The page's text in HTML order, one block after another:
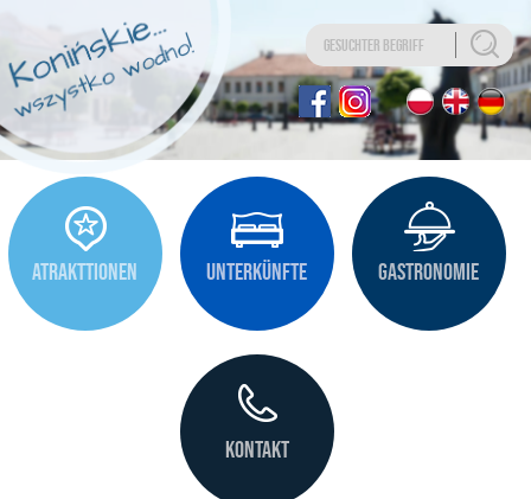
strona
internetowa
zawiera
system
ułatwień
dostępu.
ATRAKTTIONEN UNTERKÜNFTE GASTRONOMIE
KONTAKT